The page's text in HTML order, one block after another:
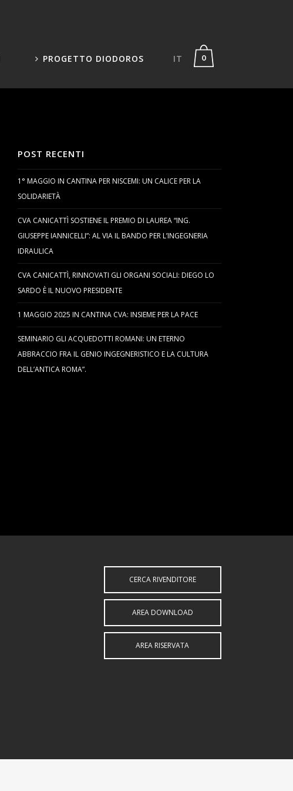
0
PROGETTO DIODOROS IT
POST RECENTI
1° MAGGIO IN CANTINA PER NISCEMI: UN CALICE PER LA
SOLIDARIETÀ
CVA CANICATTÌ SOSTIENE IL PREMIO DI LAUREA “ING.
GIUSEPPE IANNICELLI”: AL VIA IL BANDO PER L’INGEGNERIA
IDRAULICA
CVA CANICATTÌ, RINNOVATI GLI ORGANI SOCIALI: DIEGO LO
SARDO È IL NUOVO PRESIDENTE
1 MAGGIO 2025 IN CANTINA CVA: INSIEME PER LA PACE
SEMINARIO GLI ACQUEDOTTI ROMANI: UN ETERNO
ABBRACCIO FRA IL GENIO INGEGNERISTICO E LA CULTURA
DELL’ANTICA ROMA”.
CERCA RIVENDITORE
AREA DOWNLOAD
AREA RISERVATA